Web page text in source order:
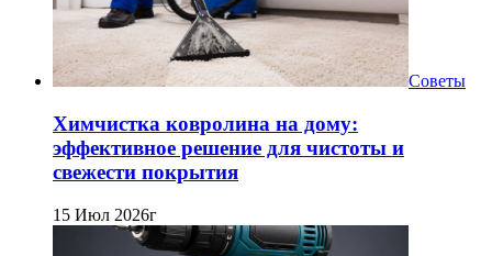
Советы
Химчистка ковролина на дому:
эффективное решение для чистоты и
свежести покрытия
15 Июл 2026г